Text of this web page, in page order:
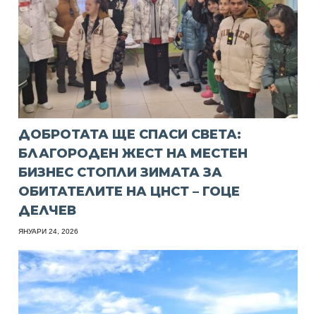
​ДОБРОТАТА ЩЕ СПАСИ СВЕТА:
БЛАГОРОДЕН ЖЕСТ НА МЕСТЕН
БИЗНЕС СТОПЛИ ЗИМАТА ЗА
ОБИТАТЕЛИТЕ НА ЦНСТ – ГОЦЕ
ДЕЛЧЕВ
ЯНУАРИ 24, 2026